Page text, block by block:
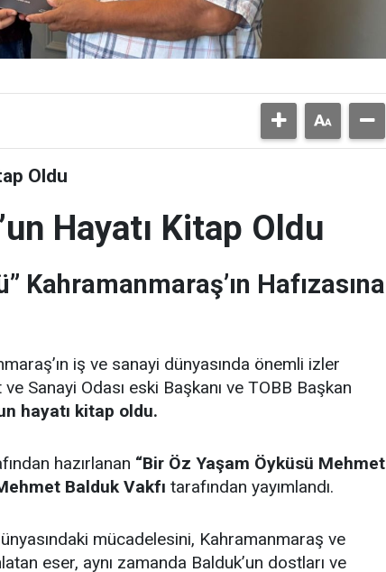
Oldu
Hayatı Kitap Oldu
Kahramanmaraş’ın Hafızasına
iş ve sanayi dünyasında önemli izler
Sanayi Odası eski Başkanı ve TOBB Başkan
hayatı kitap oldu.
hazırlanan “Bir Öz Yaşam Öyküsü Mehmet
Balduk Vakfı tarafından yayımlandı.
mücadelesini, Kahramanmaraş ve
eser, aynı zamanda Balduk’un dostları ve